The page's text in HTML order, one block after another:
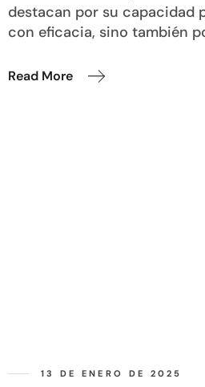
destacan por su capacidad
con eficacia, sino también
Read More
13 DE ENERO DE 2025